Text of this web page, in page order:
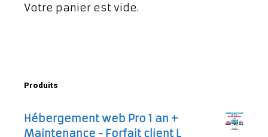
Votre panier est vide.
Produits
Hébergement web Pro 1 an +
Maintenance - Forfait client L